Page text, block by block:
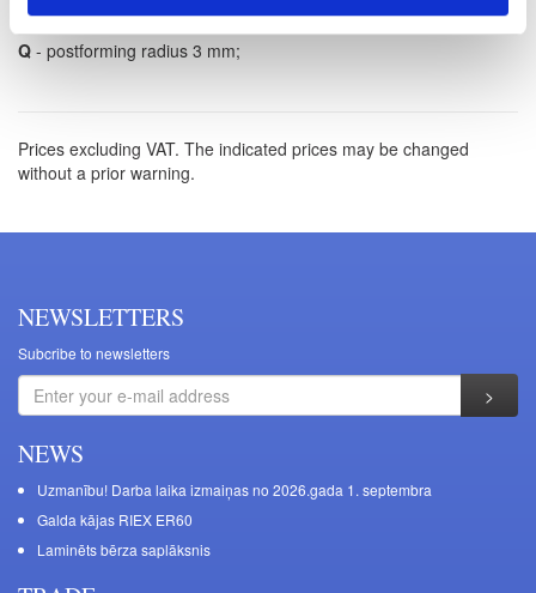
Postforming profile:
Q - postforming radius 3 mm;
Prices excluding VAT. The indicated prices may be changed
without a prior warning.
NEWSLETTERS
Subcribe to newsletters
NEWS
Uzmanību! Darba laika izmaiņas no 2026.gada 1. septembra
Galda kājas RIEX ER60
Laminēts bērza saplāksnis